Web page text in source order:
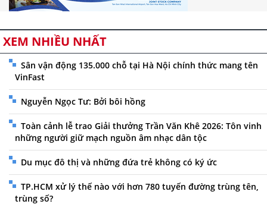
XEM NHIỀU NHẤT
Sân vận động 135.000 chỗ tại Hà Nội chính thức mang tên
VinFast
Nguyễn Ngọc Tư: Bởi bôi hồng
Toàn cảnh lễ trao Giải thưởng Trần Văn Khê 2026: Tôn vinh
những người giữ mạch nguồn âm nhạc dân tộc
Du mục đô thị và những đứa trẻ không có ký ức
TP.HCM xử lý thế nào với hơn 780 tuyến đường trùng tên,
trùng số?